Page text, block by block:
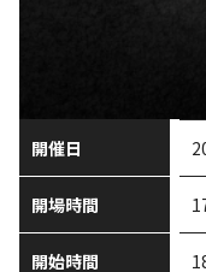
開催日
開場時間
開始時間